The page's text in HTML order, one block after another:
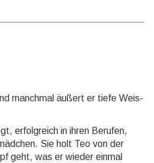
manch­mal äußert er tiefe Weis­
erfolg­reich in ihren Berufen,
Sie holt Teo von der
geht, was er wieder ein­mal